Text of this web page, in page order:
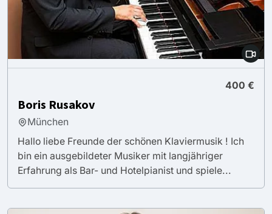
400 €
Boris Rusakov
München
Hallo liebe Freunde der schönen Klaviermusik ! Ich
bin ein ausgebildeter Musiker mit langjähriger
Erfahrung als Bar- und Hotelpianist und spiele...